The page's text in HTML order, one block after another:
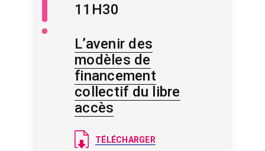
Savoir
11H30
L’avenir des
modèles de
financement
collectif du libre
accès
Document
TÉLÉCHARGER